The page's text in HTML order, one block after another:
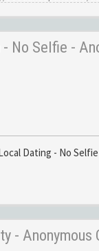
No Selfie -
Dating - No
-